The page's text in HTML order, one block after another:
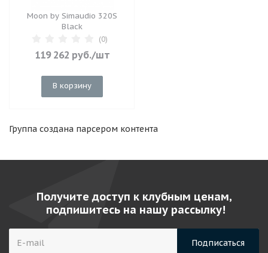
Moon by Simaudio 320S
Black
(0)
119 262 руб./шт
В корзину
Группа создана парсером контента
Получите доступ к клубным ценам,
подпишитесь на нашу рассылку!